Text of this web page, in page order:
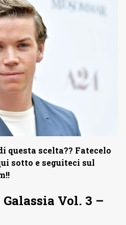
questa scelta?? Fatecelo
sotto e seguiteci sul
Vol. 3 –